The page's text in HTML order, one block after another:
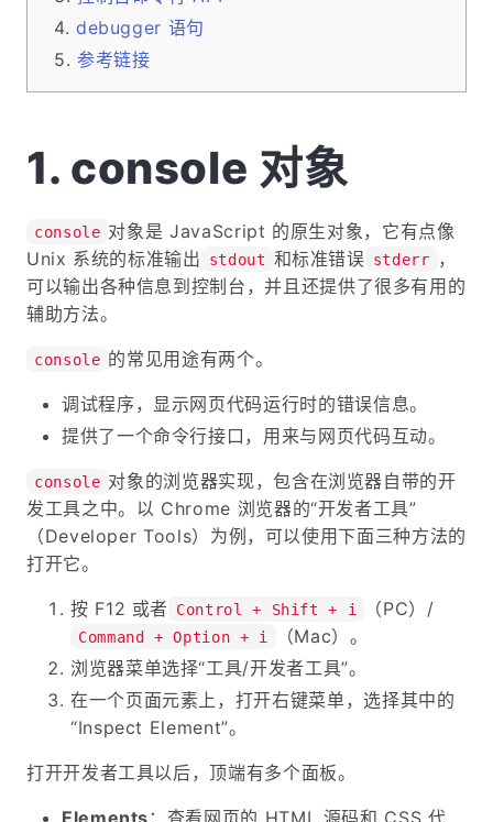
debugger 语句
参考链接
console 对象
console 对象是 JavaScript 的原生对象，它有点像
Unix 系统的标准输出
stdout 和标准错误 stderr
，
可以输出各种信息到控制台，并且还提供了很多有用的
辅助方法。
console 的常见用途有两个。
调试程序，显示网页代码运行时的错误信息。
提供了一个命令行接口，用来与网页代码互动。
console 对象的浏览器实现，包含在浏览器自带的开
发工具之中。以 Chrome 浏览器的“开发者工具”
（Developer Tools）为例，可以使用下面三种方法的
打开它。
按 F12 或者 Control + Shift + i （PC）/
Command + Option + i
（Mac）。
浏览器菜单选择“工具/开发者工具”。
在一个页面元素上，打开右键菜单，选择其中的
“Inspect Element”。
打开开发者工具以后，顶端有多个面板。
Elements ：查看网页的 HTML 源码和 CSS 代